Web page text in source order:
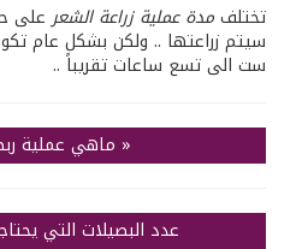
تختلفمدة عملية زراعة الشعرعلى
سيتم زراعتها .. ولكن بشكل عام
ست الى تسع ساعات تقريباً ..
« ماهي عملية
عدد البصيلات التي